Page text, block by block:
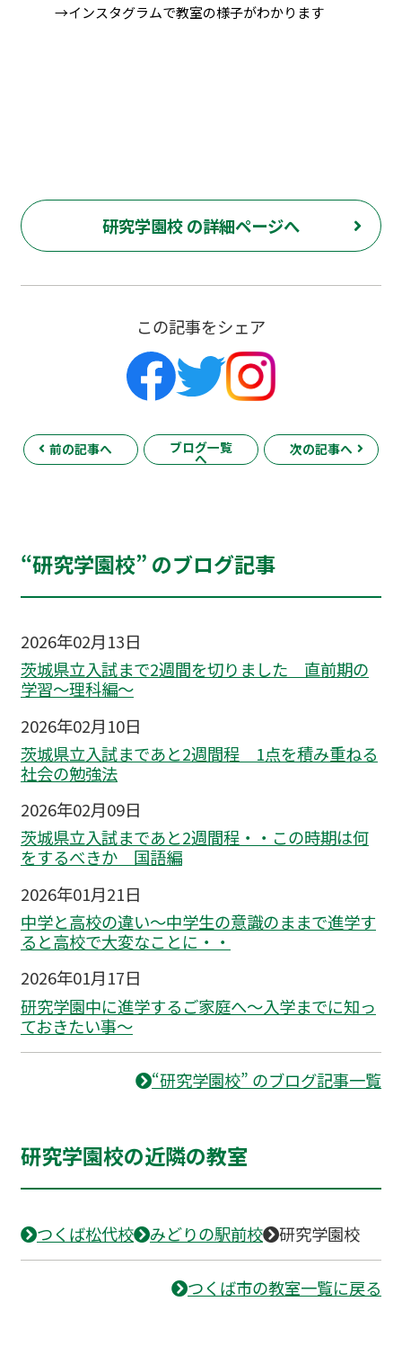
→インスタグラムで教室の様子がわかります
研究学園校 の詳細ページへ
この記事をシェア
前の記事へ ブログ一覧
へ
次の記事へ
“研究学園校” のブログ記事
2026年02月13日
茨城県立入試まで2週間を切りました 直前期の
学習～理科編〜
2026年02月10日
茨城県立入試まであと2週間程 1点を積み重ねる
社会の勉強法
2026年02月09日
茨城県立入試まであと2週間程・・この時期は何
をするべきか 国語編
2026年01月21日
中学と高校の違い～中学生の意識のままで進学す
ると高校で大変なことに・・
2026年01月17日
研究学園中に進学するご家庭へ～入学までに知っ
ておきたい事～
“研究学園校” のブログ記事一覧
研究学園校の近隣の教室
つくば松代校 みどりの駅前校 研究学園校
つくば市の教室一覧に戻る